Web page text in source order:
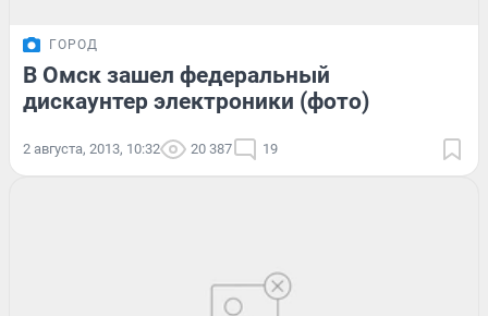
ГОРОД
В Омск зашел федеральный
дискаунтер электроники (фото)
2 августа, 2013, 10:32 20 387 19